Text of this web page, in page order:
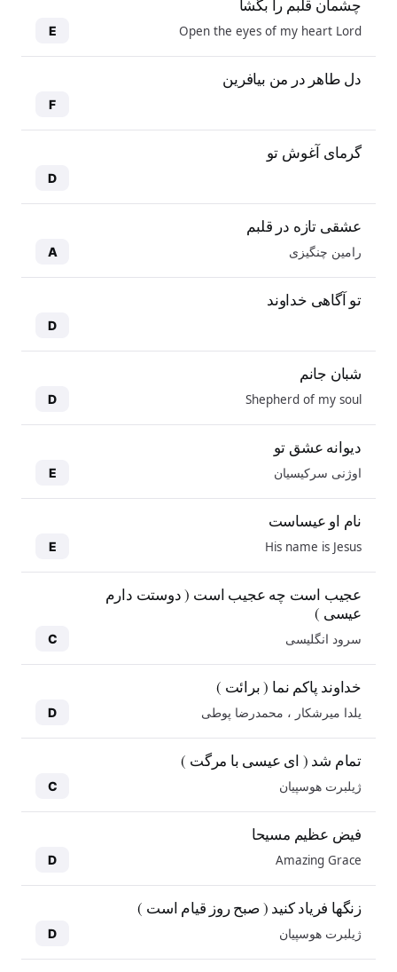
چشمان قلبم را بگشا
Open the eyes of my heart Lord
E
دل طاهر در من بیافرین
F
گرمای آغوش تو
D
عشقی تازه در قلبم
رامین چنگیزی A
تو آگاهی خداوند
D
شبان جانم
Shepherd of my soul
D
دیوانه عشق تو
اوژنی سرکیسیان E
نام او عیساست
His name is Jesus
E
عجیب است چه عجیب است ( دوستت دارم
عیسی )
سرود انگلیسی C
خداوند پاکم نما ( برائت )
یلدا میرشکار ، محمدرضا پوطی D
تمام شد ( ای عیسی با مرگت )
ژیلبرت هوسپیان C
فیض عظیم مسیحا
Amazing Grace
D
زنگها فریاد کنید ( صبح روز قیام است )
ژیلبرت هوسپیان D